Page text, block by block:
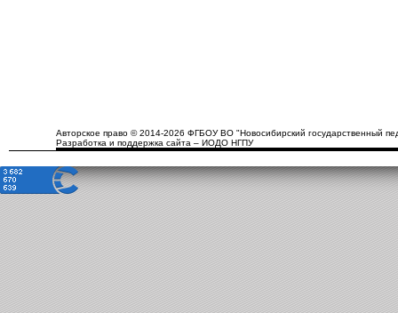
Авторское право © 2014-2026 ФГБОУ ВО "Новосибирский государственный
Разработка и поддержка сайта – ИОДО НГПУ